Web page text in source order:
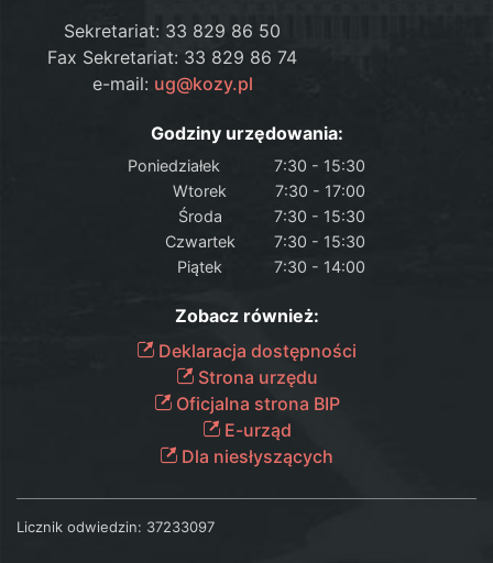
Sekretariat: 33 829 86 50
Fax Sekretariat: 33 829 86 74
e-mail: ug@kozy.pl
Godziny urzędowania:
Poniedziałek
7:30 - 15:30
Wtorek
7:30 - 17:00
Środa
7:30 - 15:30
Czwartek
7:30 - 15:30
Piątek
7:30 - 14:00
Zobacz również:
Deklaracja dostępności
Strona urzędu
Oficjalna strona BIP
E-urząd
Dla niesłyszących
Licznik odwiedzin: 37233097